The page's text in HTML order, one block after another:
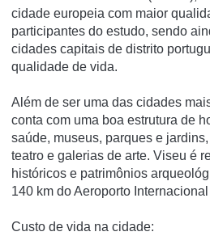
cidade europeia com maior
participantes do estudo, sendo
cidades capitais de distrito
qualidade de vida.
Além de ser uma das cidades
conta com uma boa estrutura de
saúde, museus, parques e
teatro e galerias de arte. Viseu é
históricos e patrimônios
140 km do Aeroporto
Custo de vida na cidade: